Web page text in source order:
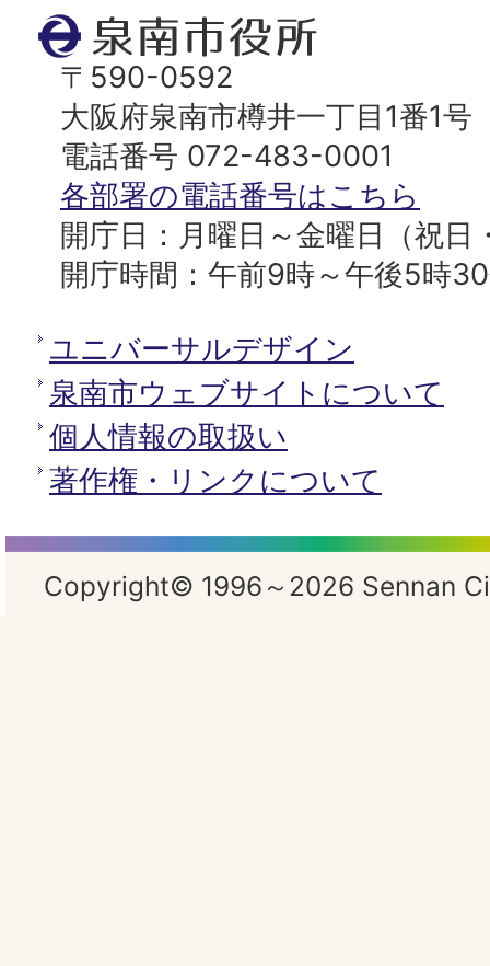
泉
南
市
役
所
〒590-0592
大阪府泉南市樽井一丁目1番1号
電話番号 072-483-0001
各部署の電話番号はこちら
開庁日：月曜日～金曜日（祝日
開庁時間：午前9時～午後5時
ユニバーサルデザイン
泉南市ウェブサイトについて
個人情報の取扱い
著作権・リンクについて
Copyright© 1996～2026 Sennan